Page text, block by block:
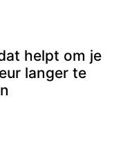
helpt om je
langer te